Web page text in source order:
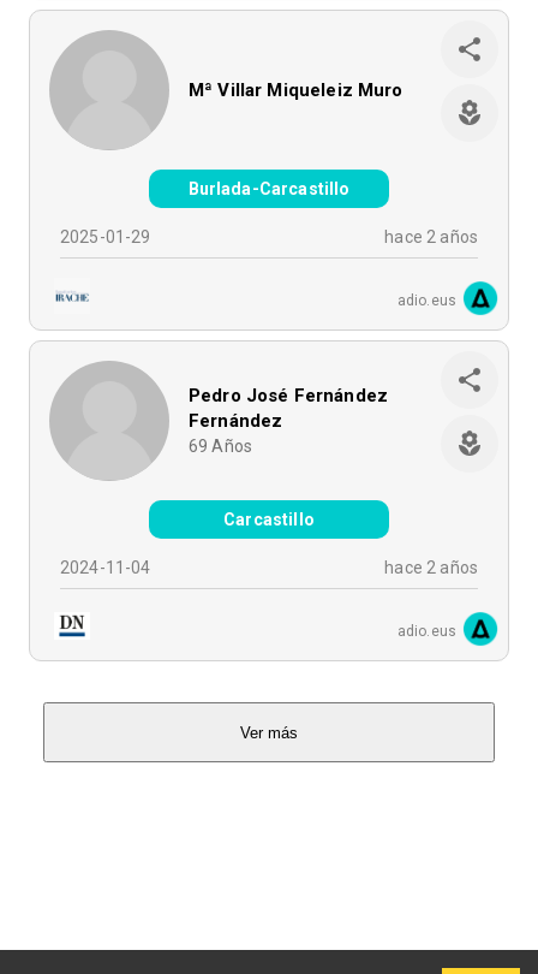
Mª Villar Miqueleiz Muro
Burlada-Carcastillo
2025-01-29 hace 2 años
adio.eus
Pedro José Fernández
Fernández
69 Años
Carcastillo
2024-11-04 hace 2 años
adio.eus
Ver más